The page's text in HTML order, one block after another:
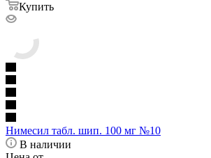
Купить
Нимесил табл. шип. 100 мг №10
В наличии